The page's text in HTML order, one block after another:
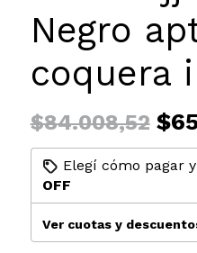
Negro
coquera
$84.008,52
Elegí cómo pagar
OFF
Ver cuotas y